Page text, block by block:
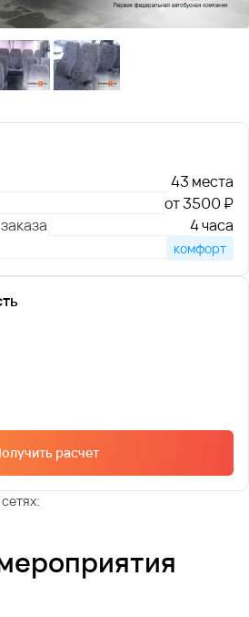
43 места
от 3500 ₽
4 часа
комфорт
расчет